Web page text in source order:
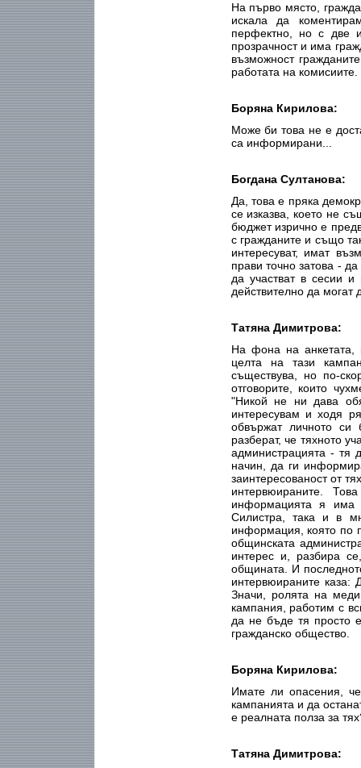
На първо място,
искала да
перфектно, но с две
прозрачност и има
възможност
работата на комисиите.
Боряна Кирилова:
Може би това не е
са информирани...
Богдана Султанова:
Да, това е пряка
се изказва, което не
бюджет изрично е
с гражданите и също
интересуват, имат
прави точно затова -
да участват в сесии
действително да могат
Татяна Димитрова:
На фона на анкетата,
целта на тази
съществува, но по-
отговорите, които
"Никой не ни дава
интересувам и ходя
обвържат личното си
разберат, че тяхното
администрацията - тя
начин, да ги
заинтересованост от
интервюираните.
информацията я има
Силистра, така и в
информация, която по
общинската
интерес и, разбира
общината. И
интервюираните
Значи, ролята на
кампания, работим с
да не бъде тя просто
гражданско общество.
Боряна Кирилова:
Имате ли опасения,
кампанията и да
е реалната полза за
Татяна Димитрова: